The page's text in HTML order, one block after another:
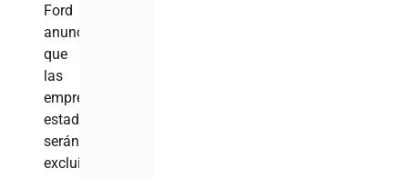
Ford
anunció
que
las
empresas
estadounidenses
serán
excluidas